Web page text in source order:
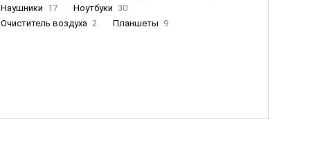
Наушники 17 Ноутбуки 30
Очиститель воздуха 2 Планшеты 9